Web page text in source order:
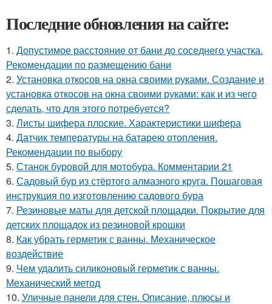
Последние обновления на сайте:
1. Допустимое расстояние от бани до соседнего участка.
Рекомендации по размещению бани
2. Установка откосов на окна своими руками. Создание и
установка откосов на окна своими руками: как и из чего
сделать, что для этого потребуется?
3. Листы шифера плоские. Характеристики шифера
4. Датчик температуры на батарею отопления.
Рекомендации по выбору
5. Станок буровой для мотобура. Комментарии 21
6. Садовый бур из стёртого алмазного круга. Пошаговая
инструкция по изготовлению садового бура
7. Резиновые маты для детской площадки. Покрытие для
детских площадок из резиновой крошки
8. Как убрать герметик с ванны. Механическое
воздействие
9. Чем удалить силиконовый герметик с ванны.
Механический метод
10. Уличные панели для стен. Описание, плюсы и